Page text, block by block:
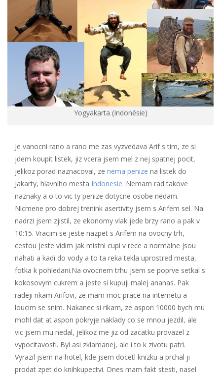
Yogyakarta (Indonésie)
Je vanocni rano a rano me zas vyzvedava Arif s tim, ze si
jdem koupit listek, jiz vcera jsem mel z nej spatnej pocit,
jelikoz porad naznacoval, ze nema penize na listek do
Jakarty, hlavniho mesta Indonesie. Nemam rad takove
naznaky a o to vic ty penize dotycne osobe nedam.
Nicmene pro dobrej trenink asertivity jsem s Arifem sel. Na
nadrzi jsem zjistil, ze ekonomy vlak jede brzy rano a pak v
10:15. Vracim se jeste nazpet s Arifem na ovocny trh,
cestou jeste vidim jak mistni cupi v rece a normalne jsou
nahati a kadi do vody a to ta reka tekla uprostred mesta,
fotka k pohledani.Na ovocnem trhu jsem se poprve setkal s
kokosovym cukrem a jeste si kupuji malej ananas. Pak
radeji rikam Arifovi, ze mam moc prace na internetu a
loucim se snim. Nakanec si rikam, ze aspon 10000 bych mu
mohl dat at aspon pokryje naklady co se mnou jezdil, ale
vic jsem mu nedal, jelikoz me jiz od zacatku provazel z
vypocitavosti. Byl asi zklamanej, ale i to k zivotu patri.
Vyrazil jsem na hotel, kde jsem docetl knizku a prchal ji
prodat zpet do knihkupectvi. Dnes mam fakt stesti, nasel